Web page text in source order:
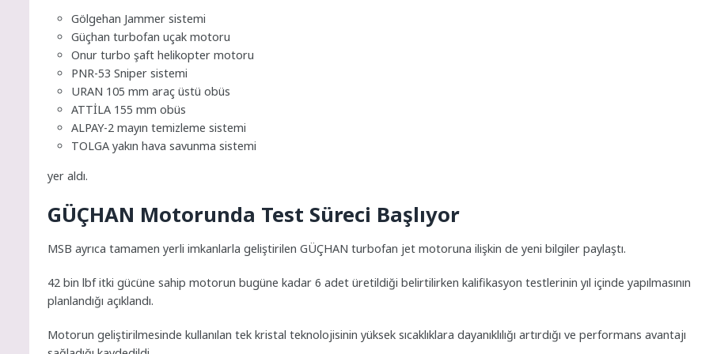
Gölgehan Jammer sistemi
Güçhan turbofan uçak motoru
Onur turbo şaft helikopter motoru
PNR-53 Sniper sistemi
URAN 105 mm araç üstü obüs
ATTİLA 155 mm obüs
ALPAY-2 mayın temizleme sistemi
TOLGA yakın hava savunma sistemi
yer aldı.
GÜÇHAN Motorunda Test Süreci Başlıyor
MSB ayrıca tamamen yerli imkanlarla geliştirilen GÜÇHAN turbofan jet motoruna ilişkin de yeni bilgiler paylaştı.
42 bin lbf itki gücüne sahip motorun bugüne kadar 6 adet üretildiği belirtilirken kalifikasyon testlerinin yıl içinde yapılmasının
planlandığı açıklandı.
Motorun geliştirilmesinde kullanılan tek kristal teknolojisinin yüksek sıcaklıklara dayanıklılığı artırdığı ve performans avantajı